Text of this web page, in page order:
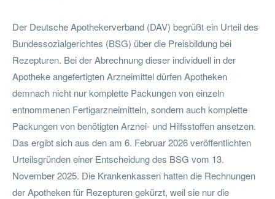
Der Deutsche Apothekerverband (DAV) begrüßt ein Urteil des
Bundessozialgerichtes (BSG) über die Preisbildung bei
Rezepturen. Bei der Abrechnung dieser individuell in der
Apotheke angefertigten Arzneimittel dürfen Apotheken
demnach nicht nur komplette Packungen von einzeln
entnommenen Fertigarzneimitteln, sondern auch komplette
Packungen von benötigten Arznei- und Hilfsstoffen ansetzen.
Das ergibt sich aus den am 6. Februar 2026 veröffentlichten
Urteilsgründen einer Entscheidung des BSG vom 13.
November 2025. Die Krankenkassen hatten die Rechnungen
der Apotheken für Rezepturen gekürzt, weil sie nur die